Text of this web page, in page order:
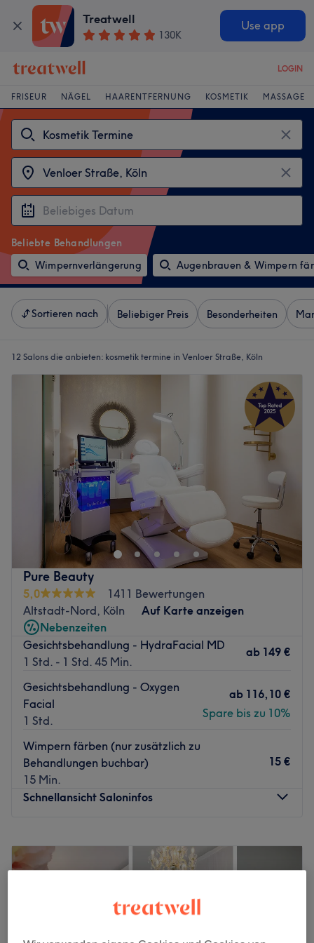
Treatwell
130K
Use app
LOGIN
FRISEUR NÄGEL HAARENTFERNUNG KOSMETIK MASSAGE
Beliebte Behandlungen
Wimpernverlängerung
Augenbrauen & Wimpern
Sortieren nach Beliebiger Preis Besonderheiten
12 Salons die anbieten: kosmetik termine in Venloer Straße, Köln
Pure Beauty
5,0
1411 Bewertungen
Altstadt-Nord, Köln
Auf Karte anzeigen
Nebenzeiten
Gesichtsbehandlung - HydraFacial MD
1 Std. - 1 Std. 45 Min.
ab 149 €
Gesichtsbehandlung - Oxygen
Facial
1 Std.
ab 116,10 €
Spare bis zu 10%
Wimpern färben (nur zusätzlich zu
Behandlungen buchbar)
15 Min.
15 €
Schnellansicht Saloninfos
Dienstag
Mittwoch
10:30–19:30
Sonntag
Geschlossen